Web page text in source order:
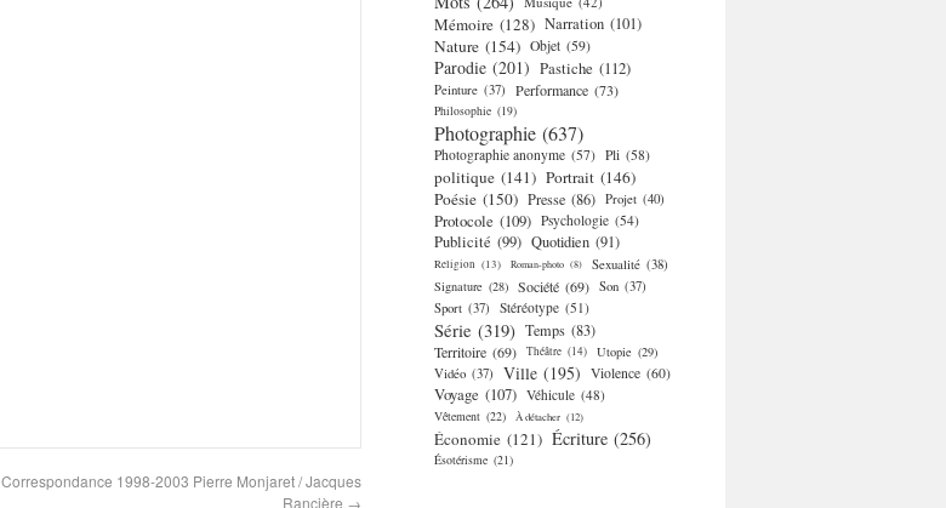
Correspondance 1998-2003 Pierre Monjaret / Jacques
Rancière →
Mémoire (128) Narration (101)
Nature (154) Objet (59)
Parodie (201) Pastiche (112)
Peinture (37) Performance (73)
Philosophie (19)
Photographie (637)
Photographie anonyme (57) Pli (58)
politique (141) Portrait (146)
Poésie (150) Presse (86) Projet (40)
Protocole (109) Psychologie (54)
Publicité (99) Quotidien (91)
Religion (13) Roman-photo (8) Sexualité (38)
Signature (28) Société (69) Son (37)
Sport (37) Stéréotype (51)
Série (319) Temps (83)
Territoire (69) Théâtre (14) Utopie (29)
Vidéo (37) Ville (195) Violence (60)
Voyage (107) Véhicule (48)
Vêtement (22) À détacher (12)
Économie (121) Écriture (256)
Ésotérisme (21)